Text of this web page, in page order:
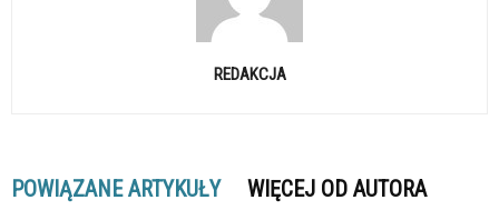
REDAKCJA
POWIĄZANE ARTYKUŁY WIĘCEJ OD AUTORA